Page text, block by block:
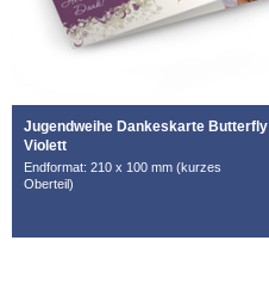
Jugendweihe Dankeskarte Butterfly
Violett
Endformat: 210 x 100 mm (kurzes
Oberteil)